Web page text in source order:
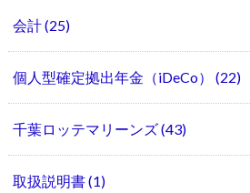
会計(25)
個人型確定拠出年金（iDeCo） (22)
千葉ロッテマリーンズ(43)
取扱説明書(1)